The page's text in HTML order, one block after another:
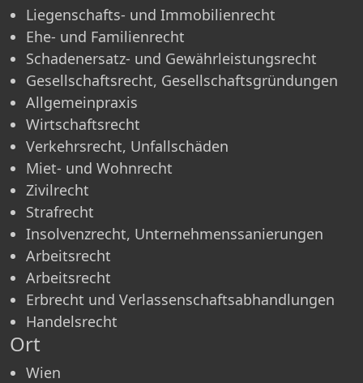
Liegenschafts- und Immobilienrecht
Ehe- und Familienrecht
Schadenersatz- und Gewährleistungsrecht
Gesellschaftsrecht, Gesellschaftsgründungen
Allgemeinpraxis
Wirtschaftsrecht
Verkehrsrecht, Unfallschäden
Miet- und Wohnrecht
Zivilrecht
Strafrecht
Insolvenzrecht, Unternehmenssanierungen
Arbeitsrecht
Arbeitsrecht
Erbrecht und Verlassenschaftsabhandlungen
Handelsrecht
Ort
Wien